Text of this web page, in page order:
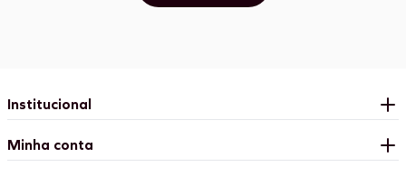
Institucional
Minha conta